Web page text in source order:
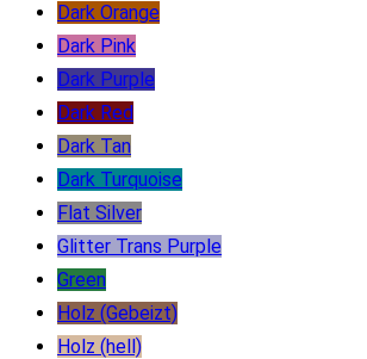
Dark Orange
Dark Pink
Dark Purple
Dark Red
Dark Tan
Dark Turquoise
Flat Silver
Glitter Trans Purple
Green
Holz (Gebeizt)
Holz (hell)